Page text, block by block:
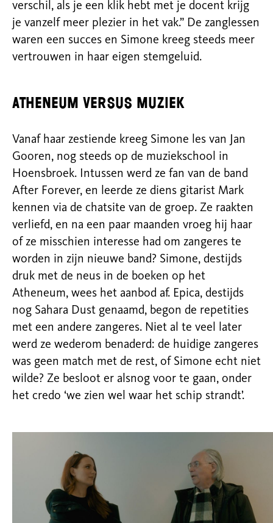
verschil, als je een klik hebt met je docent krijg
je vanzelf meer plezier in het vak.” De zanglessen
waren een succes en Simone kreeg steeds meer
vertrouwen in haar eigen stemgeluid.
Atheneum versus muziek
Vanaf haar zestiende kreeg Simone les van Jan
Gooren, nog steeds op de muziekschool in
Hoensbroek. Intussen werd ze fan van de band
After Forever, en leerde ze diens gitarist Mark
kennen via de chatsite van de groep. Ze raakten
verliefd, en na een paar maanden vroeg hij haar
of ze misschien interesse had om zangeres te
worden in zijn nieuwe band? Simone, destijds
druk met de neus in de boeken op het
Atheneum, wees het aanbod af. Epica, destijds
nog Sahara Dust genaamd, begon de repetities
met een andere zangeres. Niet al te veel later
werd ze wederom benaderd: de huidige zangeres
was geen match met de rest, of Simone echt niet
wilde? Ze besloot er alsnog voor te gaan, onder
het credo ‘we zien wel waar het schip strandt’.